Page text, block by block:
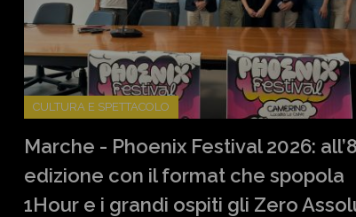
CULTURA E SPETTACOLO
Marche - Phoenix Festival 2026:
edizione con il format che spopola
1Hour e i grandi ospiti gli Zero